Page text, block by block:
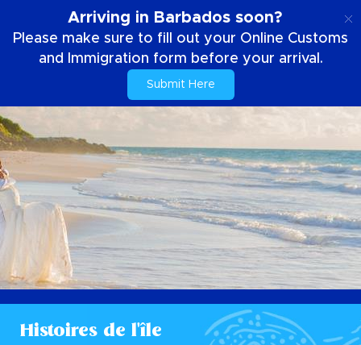
Arriving in Barbados soon?
Please make sure to fill out your Online Customs
and Immigration form before your arrival.
Submit Here
Histoires de l'île